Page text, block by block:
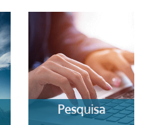
Pesquisa